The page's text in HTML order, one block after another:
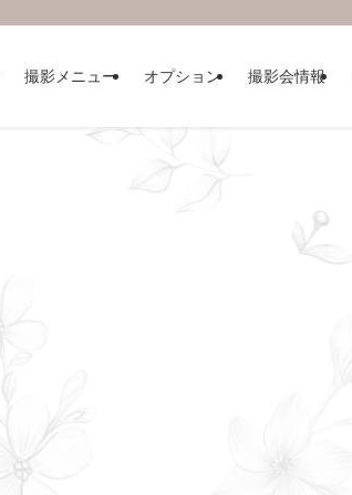
撮影メニュー オプション 撮影会情報